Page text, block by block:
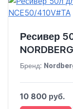
Ресивер
Бренд:
10 800 руб.